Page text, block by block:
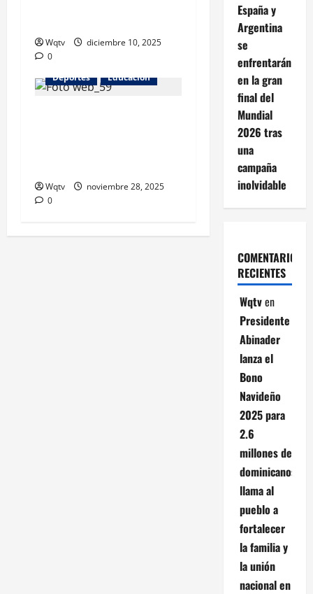
Wqtv
diciembre 10, 2025
0
Deportes
Educacion
Wqtv
noviembre 28, 2025
0
España y
Argentina
se
enfrentarán
en la gran
final del
Mundial
2026 tras
una
campaña
inolvidable
COMENTARIOS
RECIENTES
Wqtven
Presidente
Abinader
lanza el
Bono
Navideño
2025 para
2.6
millones de
dominicanos;
llama al
pueblo a
fortalecer
la familia y
la unión
nacional en